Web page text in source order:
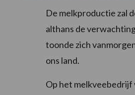
De melkproductie zal
althans de
toonde zich
ons land.
Op het melkveebedrijf